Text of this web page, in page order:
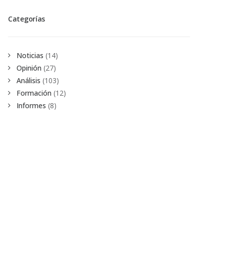
Categorías
Noticias (14)
Opinión (27)
Análisis (103)
Formación (12)
Informes (8)